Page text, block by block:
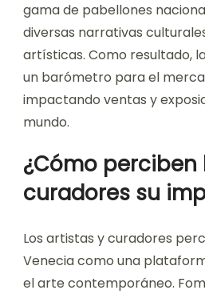
gama de pabellones
diversas narrativas
artísticas. Como resultado,
un barómetro para el
impactando ventas y
mundo.
¿Cómo
curadores su
Los artistas y curadores
Venecia como una
el arte contemporáneo.